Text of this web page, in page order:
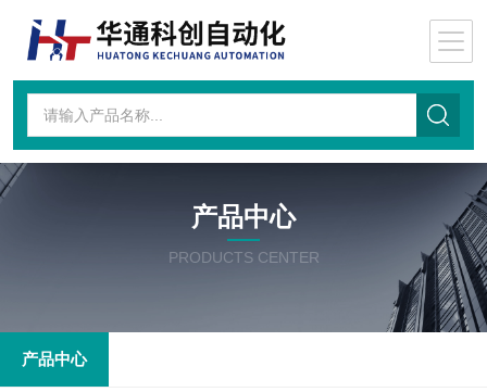
产品中心
PRODUCTS CENTER
产品中心